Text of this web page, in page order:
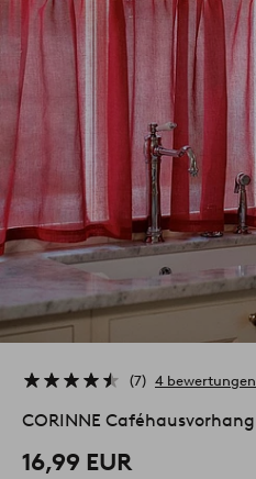
7 4 bewertungen
CORINNE Caféhausvorhang
16,99 EUR